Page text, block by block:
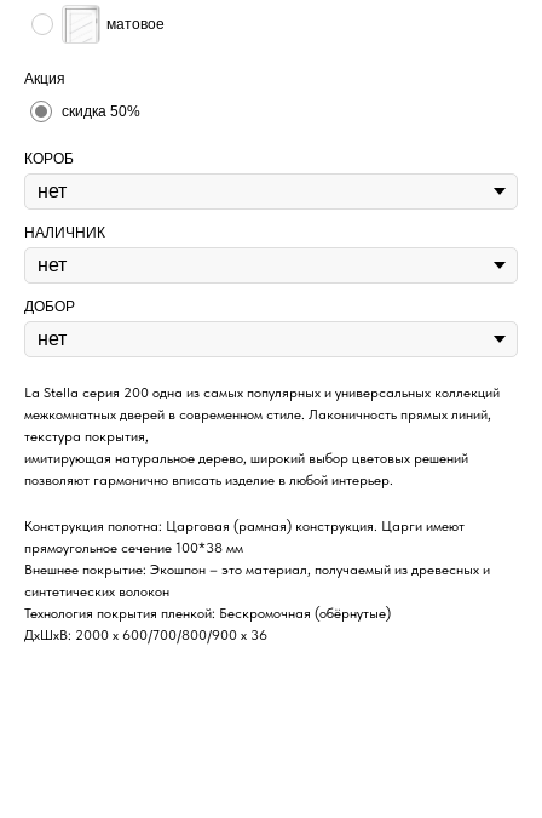
матовое
Акция
скидка 50%
КОРОБ
НАЛИЧНИК
ДОБОР
La Stella серия 200 одна из самых популярных и универсальных коллекций
межкомнатных дверей в современном стиле. Лаконичность прямых линий,
текстура покрытия,
имитирующая натуральное дерево, широкий выбор цветовых решений
позволяют гармонично вписать изделие в любой интерьер.
Конструкция полотна: Царговая (рамная) конструкция. Царги имеют
прямоугольное сечение 100*38 мм
Внешнее покрытие: Экошпон – это материал, получаемый из древесных и
синтетических волокон
Технология покрытия пленкой: Бескромочная (обёрнутые)
ДхШхВ: 2000 х 600/700/800/900 х 36